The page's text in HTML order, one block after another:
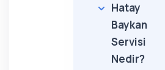
Hatay
Baykan
Servisi
Nedir?